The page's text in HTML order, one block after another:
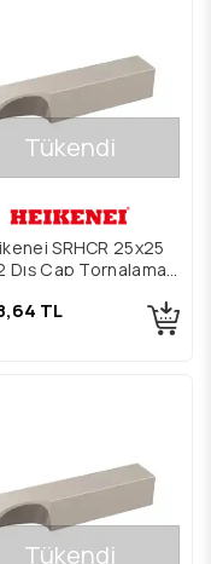
Tükendi
SRHCR 25x25
Dış Çap Tornalama
TL
Tükendi